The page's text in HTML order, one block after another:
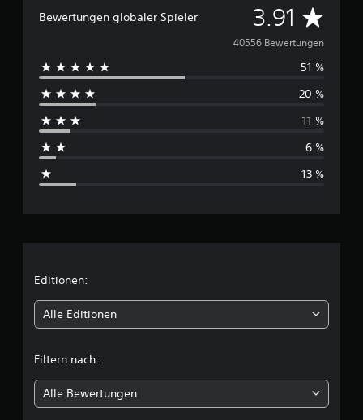
Bewertungen globaler Spieler 3.91 D
u
r
c
s
l
i
40556 Bewertungen
51 %
20 %
11 %
6 %
13 %
Editionen:
Alle Editionen
Filtern nach:
Alle Bewertungen